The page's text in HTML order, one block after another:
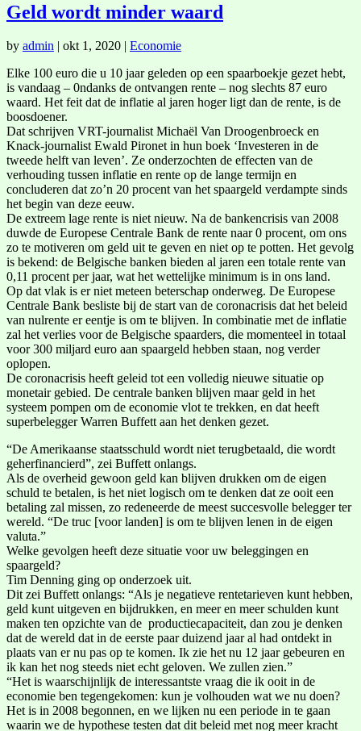
Geld wordt minder waard
by admin | okt 1, 2020 | Economie
Elke 100 euro die u 10 jaar geleden op een spaarboekje gezet hebt,
is vandaag – 0ndanks de ontvangen rente – nog slechts 87 euro
waard. Het feit dat de inflatie al jaren hoger ligt dan de rente, is de
boosdoener.
Dat schrijven VRT-journalist Michaël Van Droogenbroeck en
Knack-journalist Ewald Pironet in hun boek ‘Investeren in de
tweede helft van leven’. Ze onderzochten de effecten van de
verhouding tussen inflatie en rente op de lange termijn en
concluderen dat zo’n 20 procent van het spaargeld verdampte sinds
het begin van deze eeuw.
De extreem lage rente is niet nieuw. Na de bankencrisis van 2008
duwde de Europese Centrale Bank de rente naar 0 procent, om ons
zo te motiveren om geld uit te geven en niet op te potten. Het gevolg
is bekend: de Belgische banken bieden al jaren een totale rente van
0,11 procent per jaar, wat het wettelijke minimum is in ons land.
Op dat vlak is er niet meteen beterschap onderweg. De Europese
Centrale Bank besliste bij de start van de coronacrisis dat het beleid
van nulrente er eentje is om te blijven. In combinatie met de inflatie
zal het verlies voor de Belgische spaarders, die momenteel in totaal
voor 300 miljard euro aan spaargeld hebben staan, nog verder
oplopen.
De coronacrisis heeft geleid tot een volledig nieuwe situatie op
monetair gebied. De centrale banken blijven maar geld in het
systeem pompen om de economie vlot te trekken, en dat heeft
superbelegger Warren Buffett aan het denken gezet.
“De Amerikaanse staatsschuld wordt niet terugbetaald, die wordt
geherfinancierd”, zei Buffett onlangs.
Als de overheid gewoon geld kan blijven drukken om de eigen
schuld te betalen, is het niet logisch om te denken dat ze ooit een
betaling zal missen, zo redeneerde de meest succesvolle belegger ter
wereld. “De truc [voor landen] is om te blijven lenen in de eigen
valuta.”
Welke gevolgen heeft deze situatie voor uw beleggingen en
spaargeld?
Tim Denning ging op onderzoek uit.
Dit zei Buffett onlangs: “Als je negatieve rentetarieven kunt hebben,
geld kunt uitgeven en bijdrukken, en meer en meer schulden kunt
maken ten opzichte van de productiecapaciteit, dan zou je denken
dat de wereld dat in de eerste paar duizend jaar al had ontdekt in
plaats van er nu pas op te komen. Ik zie het nu 12 jaar gebeuren en
ik kan het nog steeds niet echt geloven. We zullen zien.”
“Het is waarschijnlijk de interessantste vraag die ik ooit in de
economie ben tegengekomen: kun je volhouden wat we nu doen?
Het is in 2008 begonnen, en we lijken nu een periode in te gaan
waarin we de hypothese testen dat dit beleid met nog meer kracht